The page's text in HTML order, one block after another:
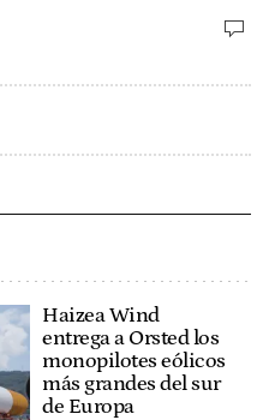
Haizea Wind
entrega a Orsted los
monopilotes eólicos
más grandes del sur
de Europa